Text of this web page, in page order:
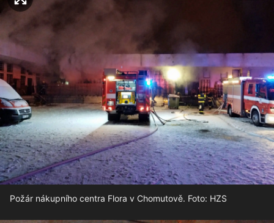
Požár nákupního centra Flora v Chomutově. Foto: HZS